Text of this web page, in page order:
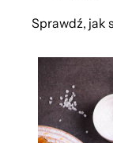
Sprawdź, jak